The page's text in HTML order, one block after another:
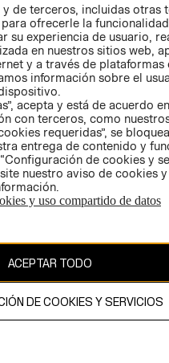
AVISO DE
PRIVACIDAD
GIFT CARD
AVISO DE
COOKIES
protegido por copyright y es
AB.
de terceros, incluidas otras
ofrecerle la
su experiencia de usuario,
en nuestros sitios web,
y a través de plataformas
información sobre el
acepta y está de acuerdo
con terceros, como
requeridas”, se
entrega de contenido y
de cookies y
nuestro aviso de cookies
y uso compartido de datos
ACEPTAR TODO
DE COOKIES Y SERVICIOS